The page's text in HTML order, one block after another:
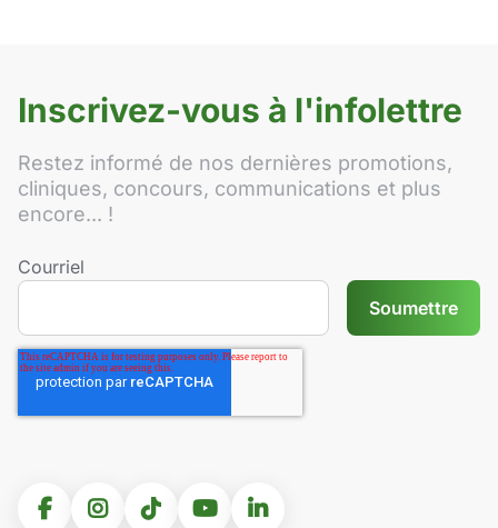
Inscrivez-vous à l'infolettre
Restez informé de nos dernières promotions,
cliniques, concours, communications et plus
encore... !
Courriel